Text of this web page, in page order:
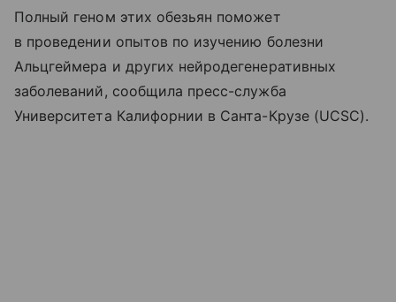
Полный геном этих обезьян поможет
в проведении опытов по изучению болезни
Альцгеймера и других нейродегенеративных
заболеваний, сообщила пресс-служба
Университета Калифорнии в Санта-Крузе (UCSC).